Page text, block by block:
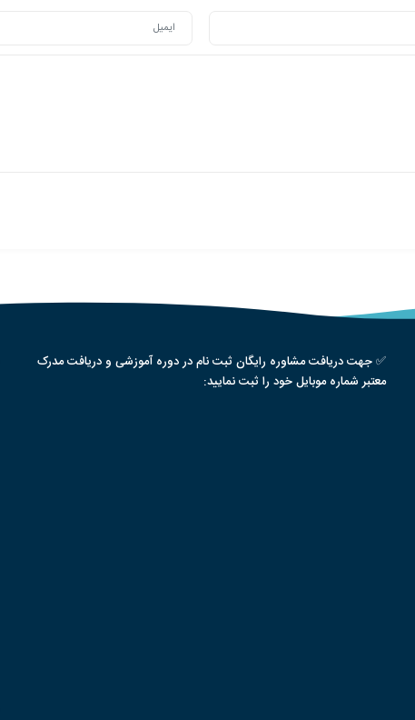
✅ جهت دریافت مشاوره رایگان ثبت نام در دوره آموزشی و دریافت مدرک
معتبر شماره موبایل خود را ثبت نمایید: